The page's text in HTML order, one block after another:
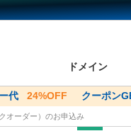
ドメイン
診断
望の方 お
望の方 お
代 24%OFF クーポン
ーV2ビジネス応援キャン
オーダー）のお申込み